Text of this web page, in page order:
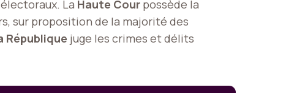
La Haute Cour possède la
sur proposition de la majorité des
République juge les crimes et délits